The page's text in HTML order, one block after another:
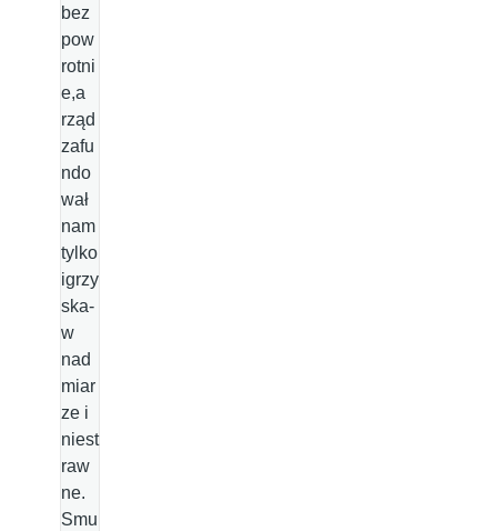
bez
pow
rotni
e,a
rząd
zafu
ndo
wał
nam
tylko
igrzy
ska-
w
nad
miar
ze i
niest
raw
ne.
Smu